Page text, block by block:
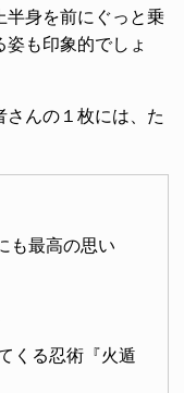
半身を前にぐっと乗
も印象的でしょ
さんの１枚には、た
も最高の思い
くる忍術『火遁